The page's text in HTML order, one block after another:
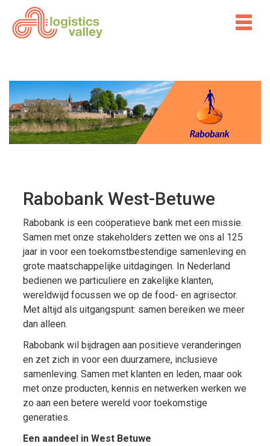
Rabobank West-Betuwe
Rabobank is een coöperatieve bank met een missie.
Samen met onze stakeholders zetten we ons al 125
jaar in voor een toekomstbestendige samenleving en
grote maatschappelijke uitdagingen. In Nederland
bedienen we particuliere en zakelijke klanten,
wereldwijd focussen we op de food- en agrisector.
Met altijd als uitgangspunt: samen bereiken we meer
dan alleen.
Rabobank wil bijdragen aan positieve veranderingen
en zet zich in voor een duurzamere, inclusieve
samenleving. Samen met klanten en leden, maar ook
met onze producten, kennis en netwerken werken we
zo aan een betere wereld voor toekomstige
generaties.
Een aandeel in West Betuwe